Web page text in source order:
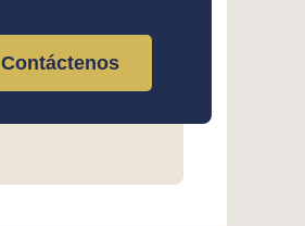
Contáctenos